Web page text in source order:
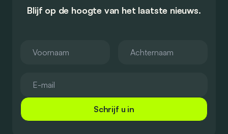
Blijf op de hoogte van het laatste nieuws.
Schrijf u in